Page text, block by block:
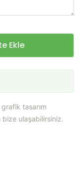
Ekle
tasarım
bize ulaşabilirsiniz.